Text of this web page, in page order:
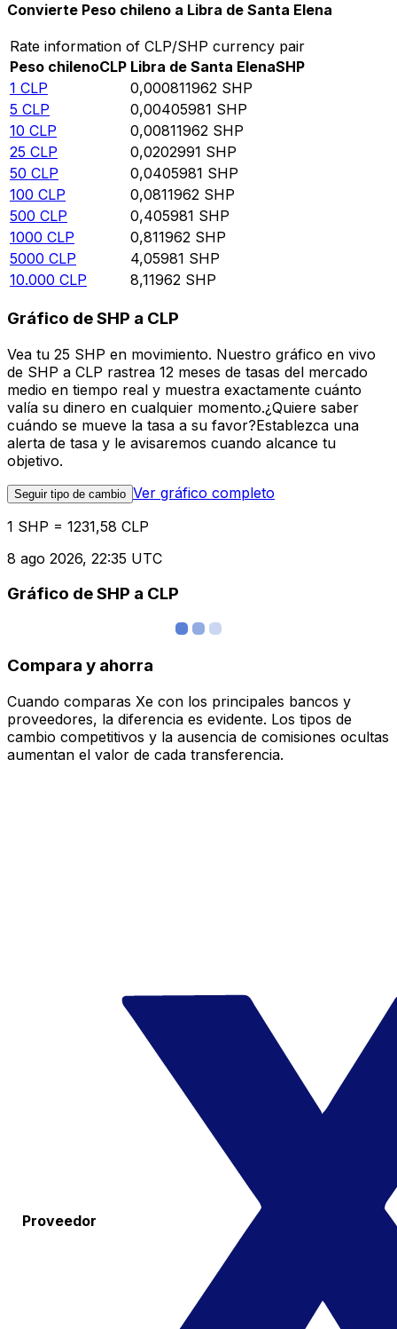
Convierte Peso chileno a Libra de Santa Elena
Rate information of CLP/SHP currency pair
Peso chilenoCLP Libra de Santa ElenaSHP
1 CLP 0,000811962 SHP
5 CLP 0,00405981 SHP
10 CLP 0,00811962 SHP
25 CLP 0,0202991 SHP
50 CLP 0,0405981 SHP
100 CLP 0,0811962 SHP
500 CLP 0,405981 SHP
1000 CLP 0,811962 SHP
5000 CLP 4,05981 SHP
10.000 CLP 8,11962 SHP
Gráfico de SHP a CLP
Vea tu 25 SHP en movimiento. Nuestro gráfico en vivo
de SHP a CLP rastrea 12 meses de tasas del mercado
medio en tiempo real y muestra exactamente cuánto
valía su dinero en cualquier momento.¿Quiere saber
cuándo se mueve la tasa a su favor?Establezca una
alerta de tasa y le avisaremos cuando alcance tu
objetivo.
Seguir tipo de cambio Ver gráfico completo
1 SHP = 1231,58 CLP
8 ago 2026, 22:35 UTC
Gráfico de SHP a CLP
Compara y ahorra
Cuando comparas Xe con los principales bancos y
proveedores, la diferencia es evidente. Los tipos de
cambio competitivos y la ausencia de comisiones ocultas
aumentan el valor de cada transferencia.
Proveedor